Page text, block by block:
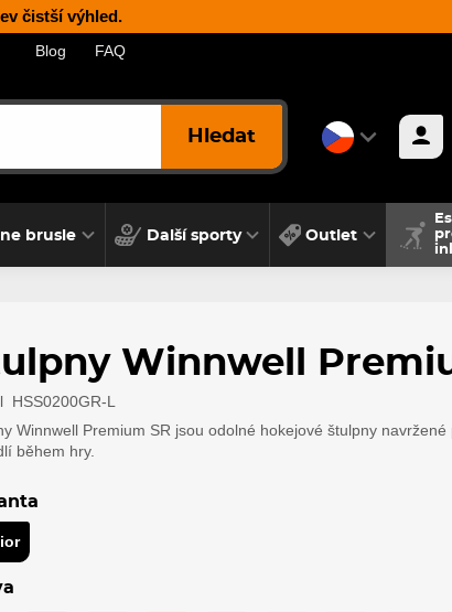
čistší výhled.
Blog FAQ
Hledat
brusle Další sporty Outlet
Winnwell
HSS0200GR-L
Winnwell Premium SR jsou odolné hokejové štulpny
během hry.